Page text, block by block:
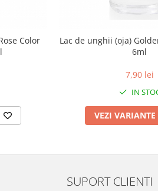
Color
Lac de unghii (oja)
6ml
7,90 lei
IN
VEZI VARIANTE
SUPORT CLIENTI